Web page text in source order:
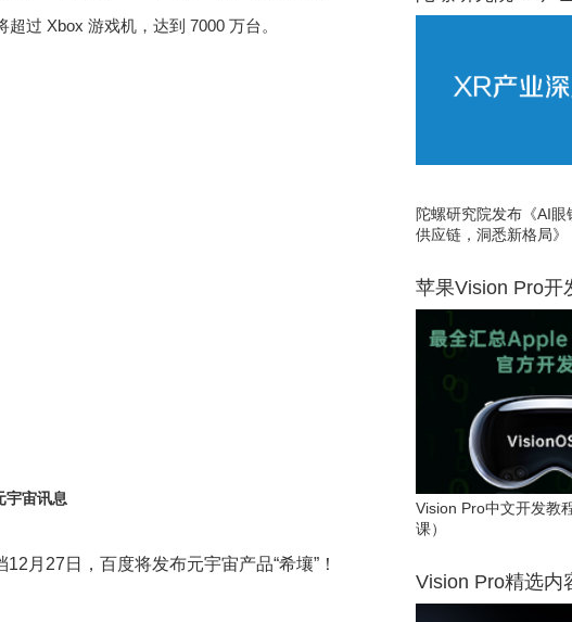
过 Xbox 游戏机，达到 7000 万台。
宇宙讯息
12月27日，百度将发布元宇宙产品“希壤”！
陀螺研究院发布《AI
供应链，洞悉新格局》
苹果Vision Pro开
Vision Pro中文开发教
课）
Vision Pro精选内